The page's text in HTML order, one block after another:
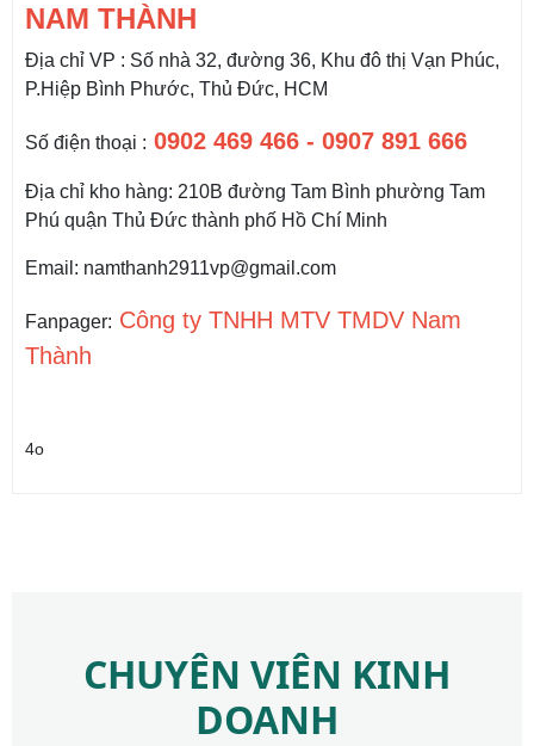
NAM THÀNH
Địa chỉ VP : Số nhà 32, đường 36, Khu đô thị Vạn Phúc,
P.Hiệp Bình Phước, Thủ Đức, HCM
Số điện thoại : 0902 469 466 - 0907 891 666
Địa chỉ kho hàng: 210B đường Tam Bình phường Tam
Phú quận Thủ Đức thành phố Hồ Chí Minh
Email: namthanh2911vp@gmail.com
Fanpager: Công ty TNHH MTV TMDV Nam
Thành
4o
CHUYÊN VIÊN KINH
DOANH